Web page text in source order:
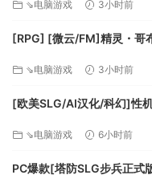
sustainable
wilderness and
Windows
⇘电脑游戏 3小时前
[RPG] [微云/FM]精灵・哥布林共同战线/エルフ・ゴブリン統一戦
⇘电脑游戏 3小时前
[欧美SLG/AI汉化/科幻]性
⇘电脑游戏 6小时前
PC爆款[塔防SLG步兵正式